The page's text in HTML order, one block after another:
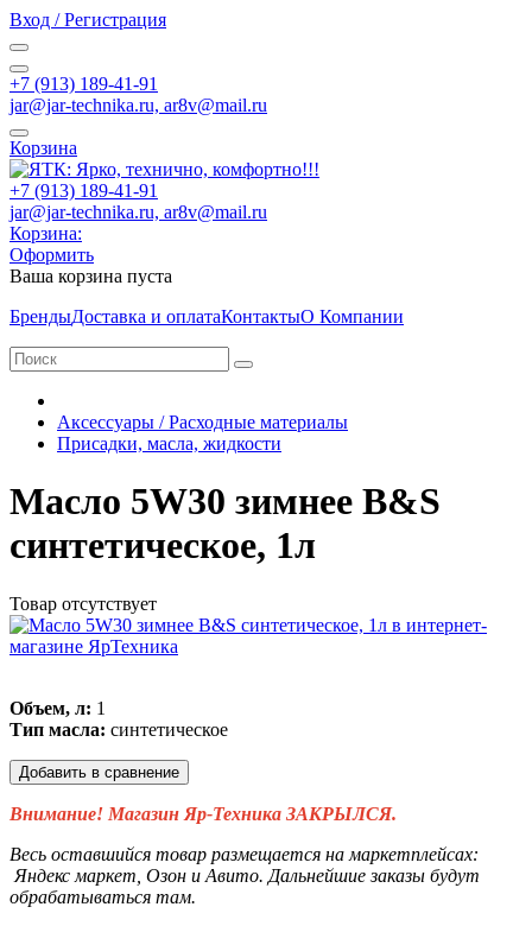
Вход / Регистрация
+7 (913) 189-41-91
jar@jar-technika.ru, ar8v@mail.ru
Корзина
+7 (913) 189-41-91
jar@jar-technika.ru, ar8v@mail.ru
Корзина:
Оформить
Ваша корзина пуста
БрендыДоставка и оплатаКонтактыО Компании
Аксессуары / Расходные материалы
Присадки, масла, жидкости
Масло 5W30 зимнее B&S
синтетическое, 1л
Товар отсутствует
Объем, л: 1
Тип масла: синтетическое
Добавить в сравнение
Внимание! Магазин Яр-Техника ЗАКРЫЛСЯ.
Весь оставшийся товар размещается на маркетплейсах:
Яндекс маркет, Озон и Авито. Дальнейшие заказы будут
обрабатываться там.